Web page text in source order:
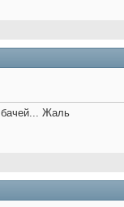
бачей... Жаль